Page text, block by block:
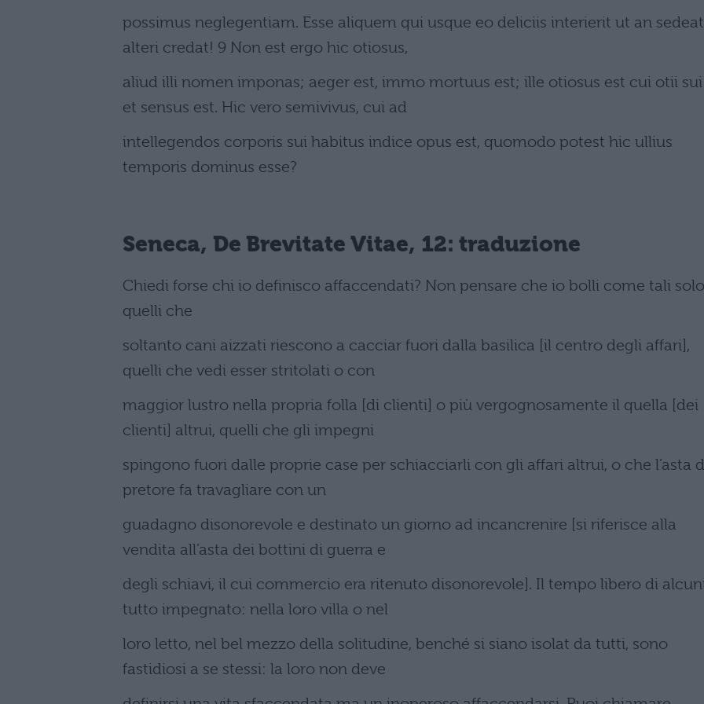
possimus neglegentiam. Esse aliquem qui usque eo deliciis interierit ut an sedeat
alteri credat! 9 Non est ergo hic otiosus,
aliud illi nomen imponas; aeger est, immo mortuus est; ille otiosus est cui otii sui
et sensus est. Hic vero semivivus, cui ad
intellegendos corporis sui habitus indice opus est, quomodo potest hic ullius
temporis dominus esse?
Seneca, De Brevitate Vitae, 12: traduzione
Chiedi forse chi io definisco affaccendati? Non pensare che io bolli come tali solo
quelli che
soltanto cani aizzati riescono a cacciar fuori dalla basilica [il centro degli affari],
quelli che vedi esser stritolati o con
maggior lustro nella propria folla [di clienti] o più vergognosamente il quella [dei
clienti] altrui, quelli che gli impegni
spingono fuori dalle proprie case per schiacciarli con gli affari altrui, o che l’asta
pretore fa travagliare con un
guadagno disonorevole e destinato un giorno ad incancrenire [si riferisce alla
vendita all’asta dei bottini di guerra e
degli schiavi, il cui commercio era ritenuto disonorevole]. Il tempo libero di
tutto impegnato: nella loro villa o nel
loro letto, nel bel mezzo della solitudine, benché si siano isolat da tutti, sono
fastidiosi a se stessi: la loro non deve